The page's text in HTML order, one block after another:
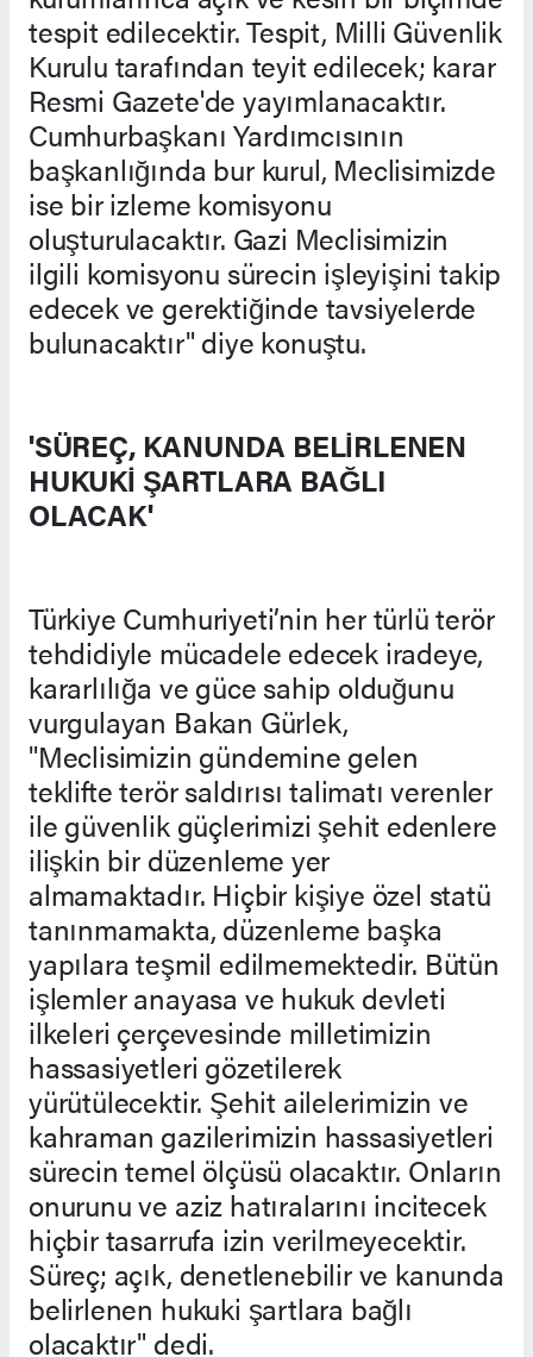
tespit edilecektir. Tespit, Milli Güvenlik
Kurulu tarafından teyit edilecek; karar
Resmi Gazete'de yayımlanacaktır.
Cumhurbaşkanı Yardımcısının
başkanlığında bur kurul, Meclisimizde
ise bir izleme komisyonu
oluşturulacaktır. Gazi Meclisimizin
ilgili komisyonu sürecin işleyişini takip
edecek ve gerektiğinde tavsiyelerde
bulunacaktır" diye konuştu.
'SÜREÇ, KANUNDA BELİRLENEN
HUKUKİ ŞARTLARA BAĞLI
OLACAK'
Türkiye Cumhuriyeti’nin her türlü terör
tehdidiyle mücadele edecek iradeye,
kararlılığa ve güce sahip olduğunu
vurgulayan Bakan Gürlek,
"Meclisimizin gündemine gelen
teklifte terör saldırısı talimatı verenler
ile güvenlik güçlerimizi şehit edenlere
ilişkin bir düzenleme yer
almamaktadır. Hiçbir kişiye özel statü
tanınmamakta, düzenleme başka
yapılara teşmil edilmemektedir. Bütün
işlemler anayasa ve hukuk devleti
ilkeleri çerçevesinde milletimizin
hassasiyetleri gözetilerek
yürütülecektir. Şehit ailelerimizin ve
kahraman gazilerimizin hassasiyetleri
sürecin temel ölçüsü olacaktır. Onların
onurunu ve aziz hatıralarını incitecek
hiçbir tasarrufa izin verilmeyecektir.
Süreç; açık, denetlenebilir ve kanunda
belirlenen hukuki şartlara bağlı
olacaktır" dedi.